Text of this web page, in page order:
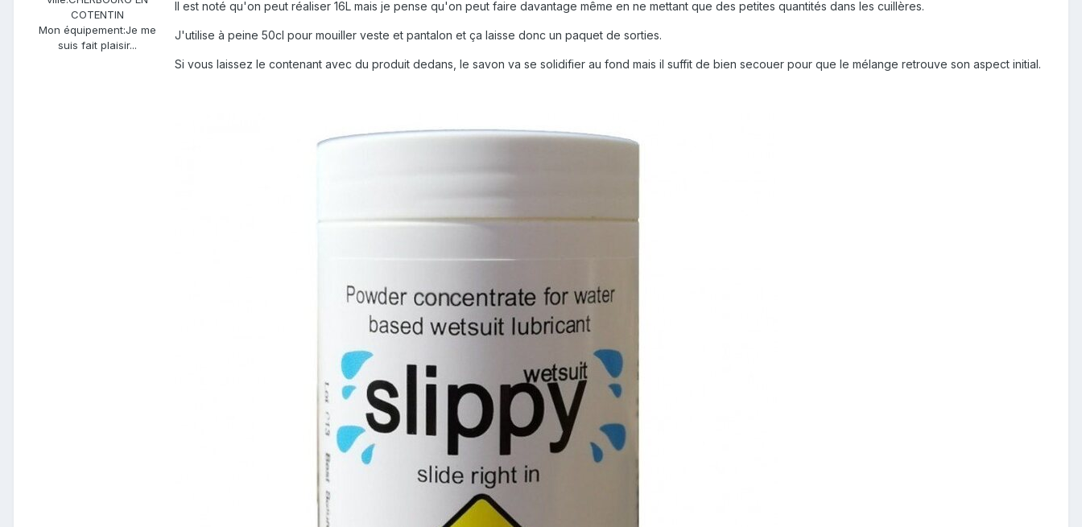
COTENTIN
Mon équipement:Je me
suis fait plaisir...
Il est noté qu'on peut réaliser 16L mais je pense qu'on peut faire davantage même en ne mettant que des petites quantités dans les cuillères.
J'utilise à peine 50cl pour mouiller veste et pantalon et ça laisse donc un paquet de sorties.
Si vous laissez le contenant avec du produit dedans, le savon va se solidifier au fond mais il suffit de bien secouer pour que le mélange retrouve son aspect initial.